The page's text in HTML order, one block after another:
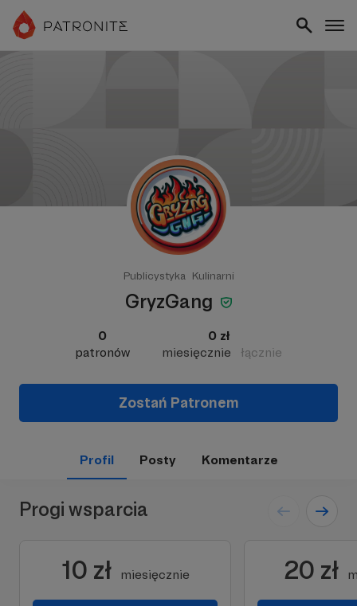
Publicystyka Kulinarni
GryzGang
0
patronów
0 zł
miesięcznie
łącznie
Zostań Patronem
Profil Posty Komentarze
Progi wsparcia
10 zł miesięcznie 20 zł